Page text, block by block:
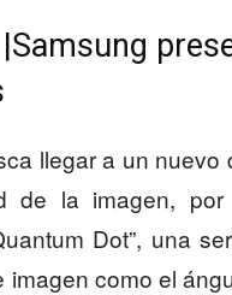
llegar a un
de la imagen,
Dot”, una
imagen como el